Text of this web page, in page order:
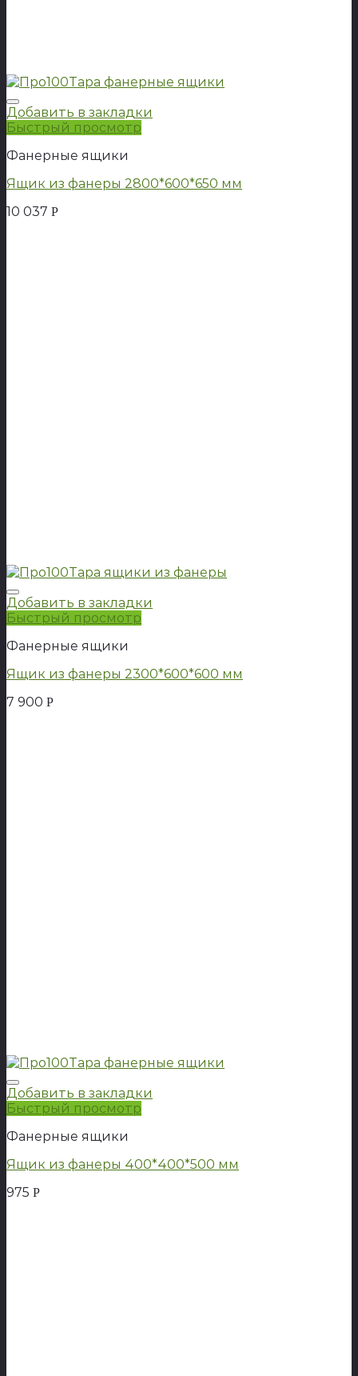
Добавить в закладки
Быстрый просмотр
Фанерные ящики
Ящик из фанеры 2800*600*650 мм
10 037 Р
Добавить в закладки
Быстрый просмотр
Фанерные ящики
Ящик из фанеры 2300*600*600 мм
7 900 Р
Добавить в закладки
Быстрый просмотр
Фанерные ящики
Ящик из фанеры 400*400*500 мм
975 Р